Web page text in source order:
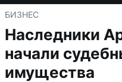
БИЗНЕС
Наследники
начали
имущества